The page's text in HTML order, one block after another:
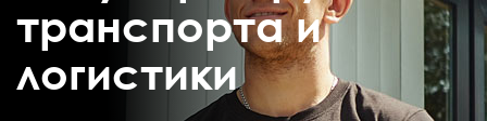
транспорта и
логистики